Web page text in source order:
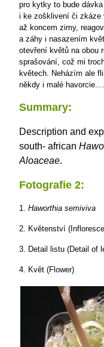
pro kytky to bude
i ke zošklivení či zkáze
až koncem zimy,
a záhy i nasazením
otevření květů na obou
sprašování, což mi
květech. Neházím ale
někdy i malé havorcie....
Summary:
Description and
south- african
Aloaceae.
Fotografie 2:
1. Haworthia semiviva
2. Květenství
3. Detail listu (Detail of
4. Květ (Flower)